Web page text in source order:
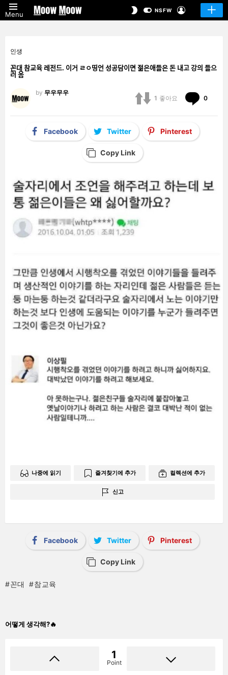
Menu
SWITCHNSFW
인생
꼰대 참교육 레전드. 이거 ㄹㅇ띵언 성공담이면 젊은애들은 돈 내고 강의 들으
러 옴
by 무우무우
1 좋아요 0
Facebook Twitter Pinterest
Copy Link
나중에 읽기 즐겨찾기에 추가 컬렉션에 추가
신고
Facebook Twitter Pinterest
Copy Link
꼰대 참교육
어떻게 생각해?🔥
1
Point